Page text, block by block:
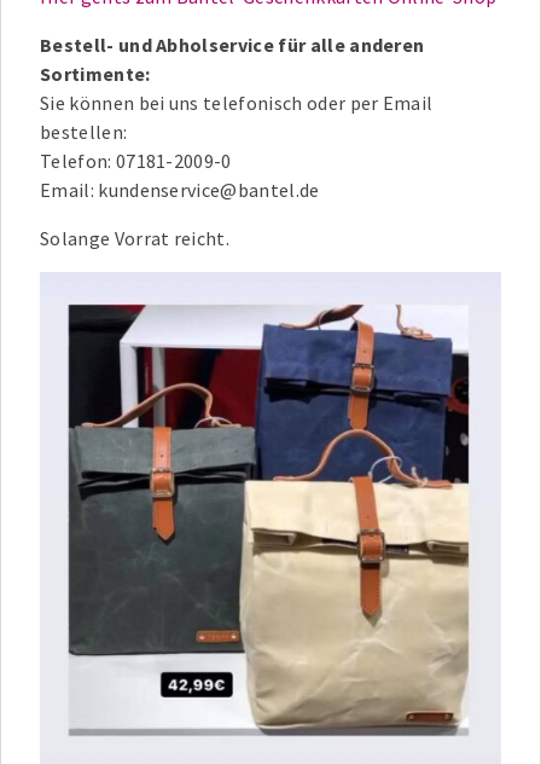
Bestell- und Abholservice für alle anderen
Sortimente:
Sie können bei uns telefonisch oder per Email
bestellen:
Telefon: 07181-2009-0
Email: kundenservice@bantel.de
Solange Vorrat reicht.